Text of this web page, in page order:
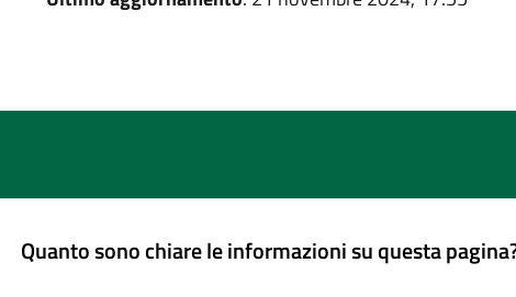
Quanto sono chiare le informazioni su questa